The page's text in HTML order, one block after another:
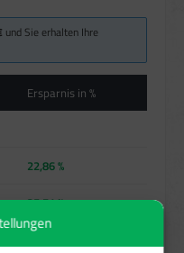
und Sie erhalten Ihre
Ersparnis in %
22,86 %
35,71 %